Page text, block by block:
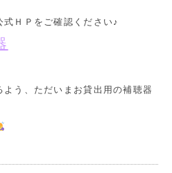
ＨＰをご確認ください♪
う、ただいまお貸出用の補聴器